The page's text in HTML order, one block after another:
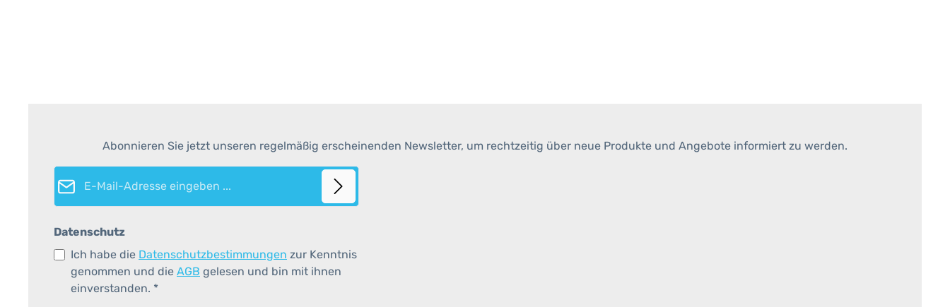
Abonnieren Sie jetzt unseren regelmäßig erscheinenden Newsletter, um rechtzeitig über neue Produkte und Angebote informiert zu werden.
E-Mail-Adresse*
Datenschutz
Ich habe die Datenschutzbestimmungen zur Kenntnis
genommen und die AGB gelesen und bin mit ihnen
einverstanden. *